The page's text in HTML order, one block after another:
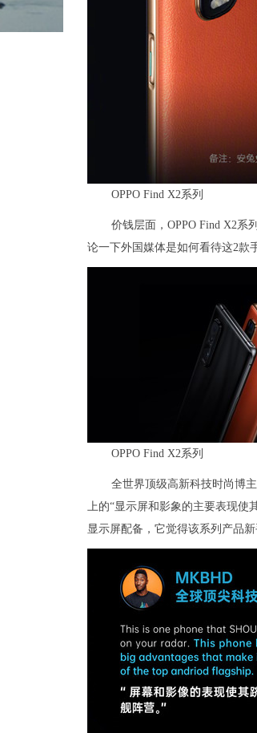
OPPO Find X2系列
价钱层面，OPPO Find X2系
论一下外国媒体是如何看待这2款
OPPO Find X2系列
全世界顶级高新科技时尚博
上的“显示屏和影象的主要表现使
显示屏配备，它觉得该系列产品